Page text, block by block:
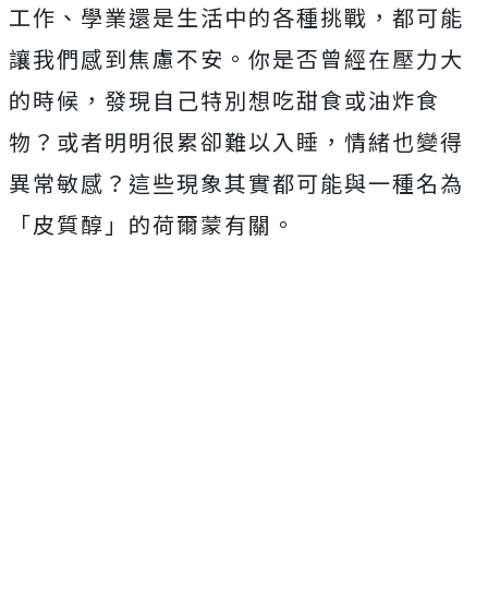
工作、學業還是生活中的各種挑戰，都可能
讓我們感到焦慮不安。你是否曾經在壓力大
的時候，發現自己特別想吃甜食或油炸食
物？或者明明很累卻難以入睡，情緒也變得
異常敏感？這些現象其實都可能與一種名為
「皮質醇」的荷爾蒙有關。